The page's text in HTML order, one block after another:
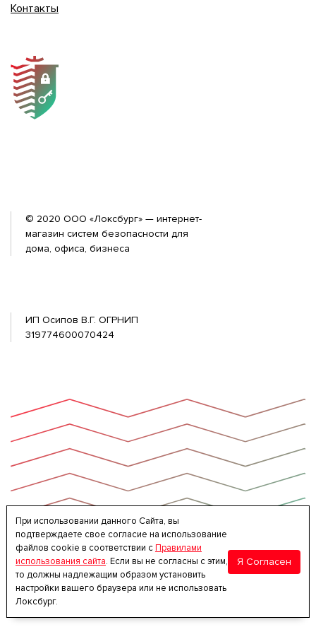
При использовании данного Сайта, вы
подтверждаете свое согласие на использование
файлов cookie в соответствии сПравилами
использования сайта. Если вы не согласны с этим,
то должны надлежащим образом установить
настройки вашего браузера или не использовать
Локсбург.
Я Согласен
Контакты
© 2020 ООО «Локсбург» — интернет-
магазин систем безопасности для
дома, офиса, бизнеса
ИП Осипов В.Г. ОГРНИП
319774600070424